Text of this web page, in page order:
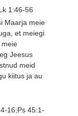
1:46-56
Maarja meie
et meiegi
meie
Jeesus
meid
kiitus ja au
16;Ps 45:1-